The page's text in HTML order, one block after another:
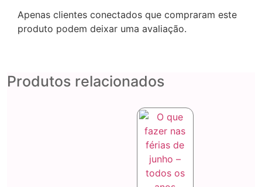
Apenas clientes conectados que compraram este
produto podem deixar uma avaliação.
Produtos relacionados